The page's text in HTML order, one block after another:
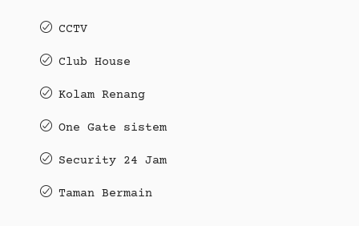
CCTV
Club House
Kolam Renang
One Gate sistem
Security 24 Jam
Taman Bermain